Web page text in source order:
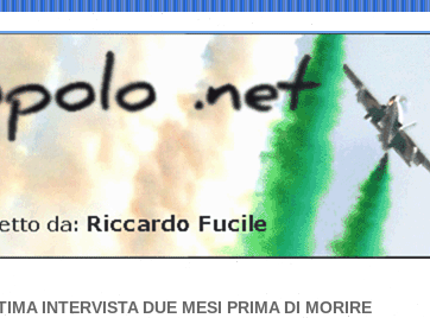
INTERVISTA DUE MESI PRIMA DI MORIRE